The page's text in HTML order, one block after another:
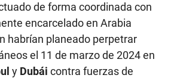
de forma coordinada con
encarcelado en Arabia
habrían planeado perpetrar
el 11 de marzo de 2024 en
y Dubái contra fuerzas de